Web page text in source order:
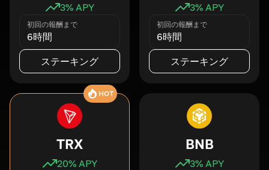
3% APY
初回の報酬まで
6時間
ステーキング
3% APY
初回の報酬まで
6時間
ステーキング
HOT
TRX
20% APY
BNB
3% APY